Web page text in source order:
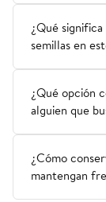
¿Qué
semillas en
¿Qué opción
alguien que
¿Cómo
mantengan